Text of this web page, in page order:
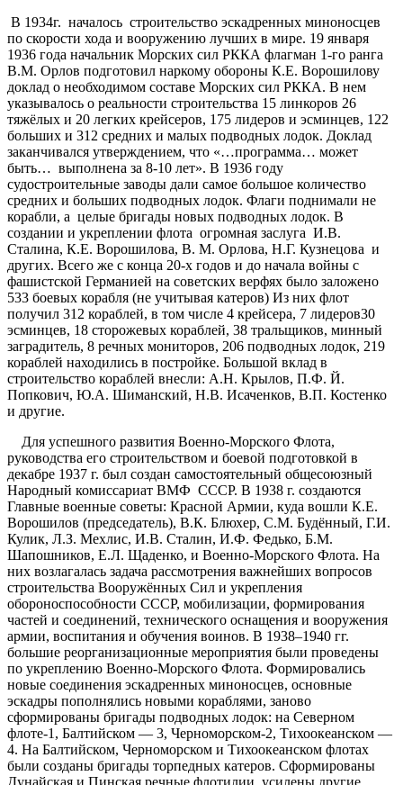
В 1934г. началось строительство эскадренных миноносцев
по скорости хода и вооружению лучших в мире. 19 января
1936 года начальник Морских сил РККА флагман 1-го ранга
В.М. Орлов подготовил наркому обороны К.Е. Ворошилову
доклад о необходимом составе Морских сил РККА. В нем
указывалось о реальности строительства 15 линкоров 26
тяжёлых и 20 легких крейсеров, 175 лидеров и эсминцев, 122
больших и 312 средних и малых подводных лодок. Доклад
заканчивался утверждением, что «…программа… может
быть… выполнена за 8-10 лет». В 1936 году
судостроительные заводы дали самое большое количество
средних и больших подводных лодок. Флаги поднимали не
корабли, а целые бригады новых подводных лодок. В
создании и укреплении флота огромная заслуга И.В.
Сталина, К.Е. Ворошилова, В. М. Орлова, Н.Г. Кузнецова и
других. Всего же с конца 20-х годов и до начала войны с
фашистской Германией на советских верфях было заложено
533 боевых корабля (не учитывая катеров) Из них флот
получил 312 кораблей, в том числе 4 крейсера, 7 лидеров30
эсминцев, 18 сторожевых кораблей, 38 тральщиков, минный
заградитель, 8 речных мониторов, 206 подводных лодок, 219
кораблей находились в постройке. Большой вклад в
строительство кораблей внесли: А.Н. Крылов, П.Ф. Й.
Попкович, Ю.А. Шиманский, Н.В. Исаченков, В.П. Костенко
и другие.
Для успешного развития Военно-Морского Флота,
руководства его строительством и боевой подготовкой в
декабре 1937 г. был создан самостоятельный общесоюзный
Народный комиссариат ВМФ СССР. В 1938 г. создаются
Главные военные советы: Красной Армии, куда вошли К.Е.
Ворошилов (председатель), В.К. Блюхер, С.М. Будённый, Г.И.
Кулик, Л.З. Мехлис, И.В. Сталин, И.Ф. Федько, Б.М.
Шапошников, Е.Л. Щаденко, и Военно-Морского Флота. На
них возлагалась задача рассмотрения важнейших вопросов
строительства Вооружённых Сил и укрепления
обороноспособности СССР, мобилизации, формирования
частей и соединений, технического оснащения и вооружения
армии, воспитания и обучения воинов. В 1938–1940 гг.
большие реорганизационные мероприятия были проведены
по укреплению Военно-Морского Флота. Формировались
новые соединения эскадренных миноносцев, основные
эскадры пополнялись новыми кораблями, заново
сформированы бригады подводных лодок: на Северном
флоте-1, Балтийском — 3, Черноморском-2, Тихоокеанском —
4. На Балтийском, Черноморском и Тихоокеанском флотах
были созданы бригады торпедных катеров. Сформированы
Дунайская и Пинская речные флотилии, усилены другие